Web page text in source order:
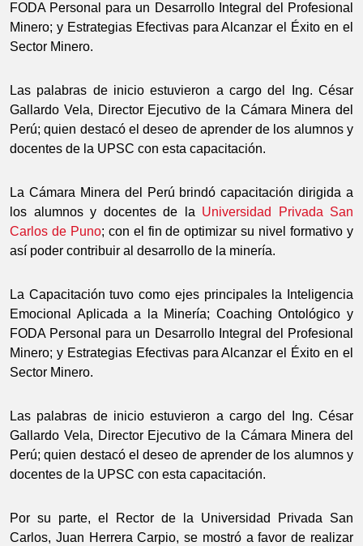
FODA Personal para un Desarrollo Integral del Profesional
Minero; y Estrategias Efectivas para Alcanzar el Éxito en el
Sector Minero.
Las palabras de inicio estuvieron a cargo del Ing. César
Gallardo Vela, Director Ejecutivo de la Cámara Minera del
Perú; quien destacó el deseo de aprender de los alumnos y
docentes de la UPSC con esta capacitación.
La Cámara Minera del Perú brindó capacitación dirigida a
los alumnos y docentes de la Universidad Privada San
Carlos de Puno; con el fin de optimizar su nivel formativo y
así poder contribuir al desarrollo de la minería.
La Capacitación tuvo como ejes principales la Inteligencia
Emocional Aplicada a la Minería; Coaching Ontológico y
FODA Personal para un Desarrollo Integral del Profesional
Minero; y Estrategias Efectivas para Alcanzar el Éxito en el
Sector Minero.
Las palabras de inicio estuvieron a cargo del Ing. César
Gallardo Vela, Director Ejecutivo de la Cámara Minera del
Perú; quien destacó el deseo de aprender de los alumnos y
docentes de la UPSC con esta capacitación.
Por su parte, el Rector de la Universidad Privada San
Carlos, Juan Herrera Carpio, se mostró a favor de realizar